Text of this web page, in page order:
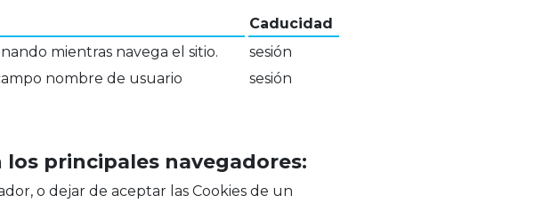
Caducidad
mientras navega el sitio.
sesión
nombre de usuario sesión
principales navegadores:
o dejar de aceptar las Cookies de un